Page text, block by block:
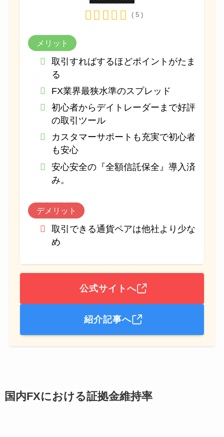
( 5 )
メリット
取引すればするほどポイントがたま
る
FX業界最狭水準のスプレッド
初心者からデイトレーダーまで好評
の取引ツール
カスタマーサポートも充実で初心者
も安心
安心安全の『全額信託保全』導入済
み。
デメリット
取引できる通貨ペアは他社より少な
め
公式サイトへ
紹介記事へ
国内FXにおける証拠金維持率